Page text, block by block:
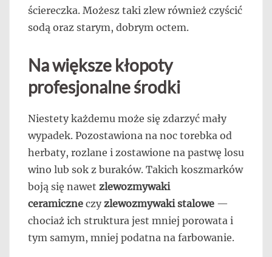
ściereczka. Możesz taki zlew również czyścić
sodą oraz starym, dobrym octem.
Na większe kłopoty
profesjonalne środki
Niestety każdemu może się zdarzyć mały
wypadek. Pozostawiona na noc torebka od
herbaty, rozlane i zostawione na pastwę losu
wino lub sok z buraków. Takich koszmarków
boją się nawet zlewozmywaki
ceramiczne czy zlewozmywaki stalowe —
chociaż ich struktura jest mniej porowata i
tym samym, mniej podatna na farbowanie.